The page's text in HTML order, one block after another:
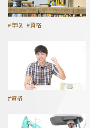
#年収 #資格
#資格